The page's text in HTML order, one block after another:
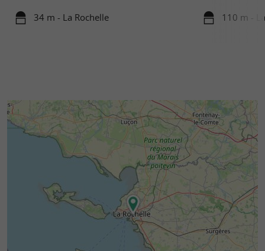
34 m - La Rochelle 110 m -